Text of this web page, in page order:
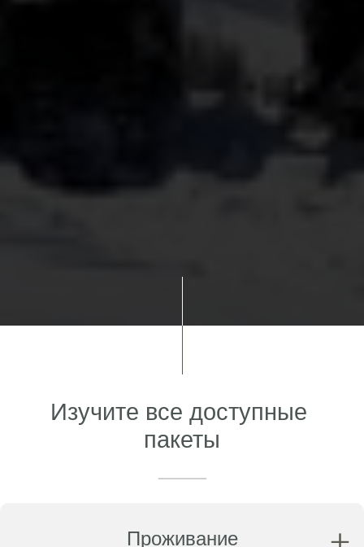
Изучите все доступные
пакеты
Проживание